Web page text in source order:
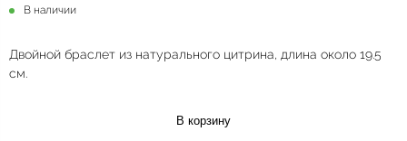
В наличии
Двойной браслет из натурального цитрина, длина около 19.5
см.
В корзину